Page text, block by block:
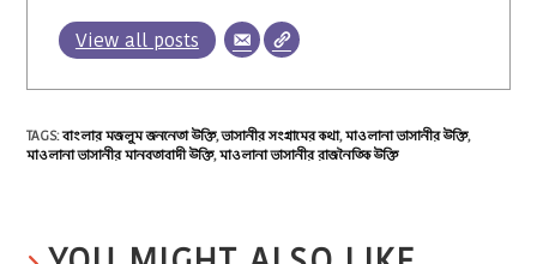
View all posts
TAGS:বাংলার মজলুম জননেতা উক্তি,ভাসানীর সংগ্রামের কথা,মাওলানা ভাসানীর উক্তি,
মাওলানা ভাসানীর মানবতাবাদী উক্তি,মাওলানা ভাসানীর রাজনৈতিক উক্তি